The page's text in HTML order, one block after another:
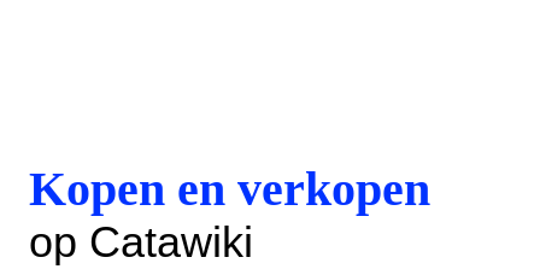
Kopen en verkopen
op Catawiki